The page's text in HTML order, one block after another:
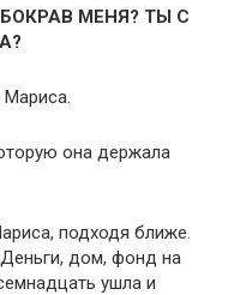
МЕНЯ? ТЫ С
она держала
подходя ближе.
дом, фонд на
ушла и